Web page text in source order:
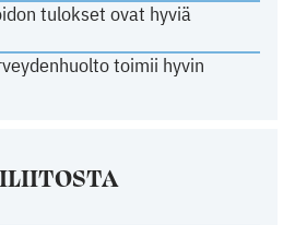
tulokset ovat hyviä
toimii hyvin